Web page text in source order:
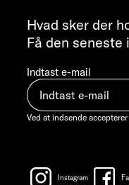
Hvad sker der
Få den seneste
Indtast e-mail
Ved at indsende
Instagram